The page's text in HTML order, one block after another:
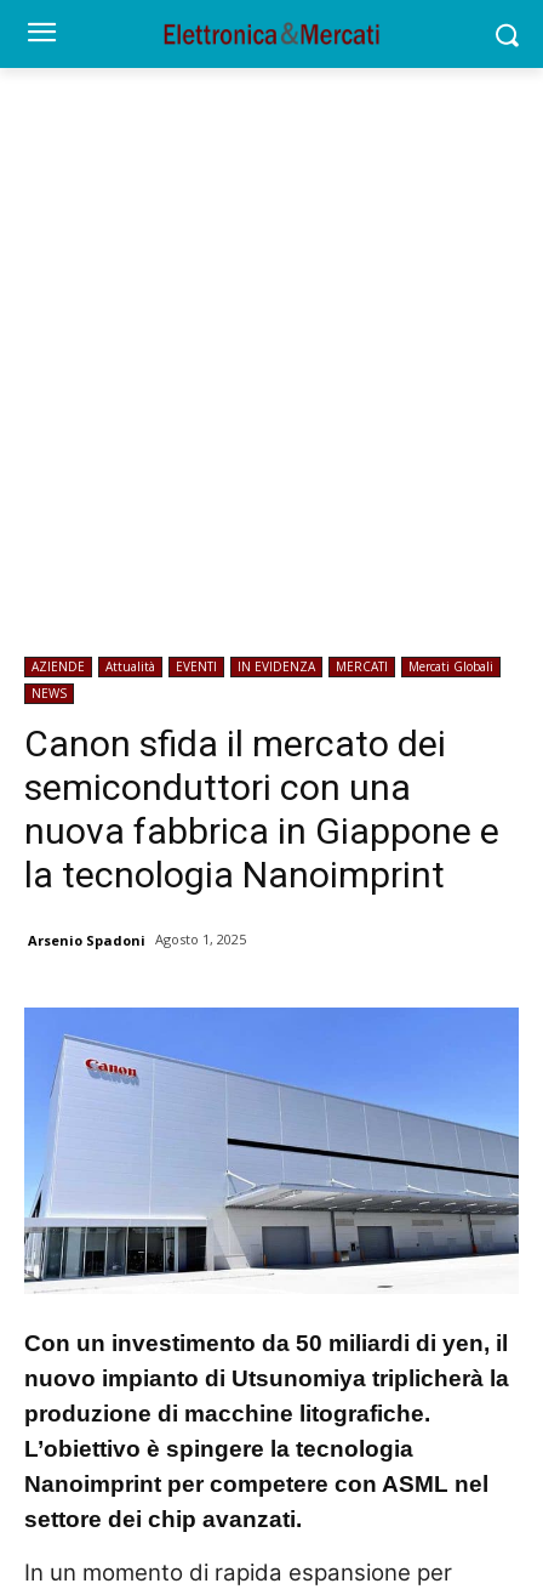
AZIENDE Attualità EVENTI IN EVIDENZA MERCATI
Mercati Globali
NEWS
Canon sfida il mercato dei
semiconduttori con una
nuova fabbrica in Giappone e
la tecnologia Nanoimprint
Arsenio Spadoni Agosto 1, 2025
Con un investimento da 50 miliardi di yen, il
nuovo impianto di Utsunomiya triplicherà la
produzione di macchine litografiche.
L’obiettivo è spingere la tecnologia
Nanoimprint per competere con ASML nel
settore dei chip avanzati.
In un momento di rapida espansione per